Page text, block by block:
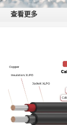
和太阳能系统中，用
端环境。
查看更多